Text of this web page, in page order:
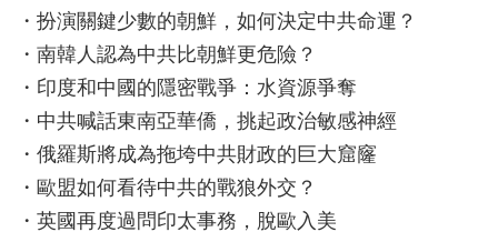
・扮演關鍵少數的朝鮮，如何決定中共命運？
・南韓人認為中共比朝鮮更危險？
・印度和中國的隱密戰爭：水資源爭奪
・中共喊話東南亞華僑，挑起政治敏感神經
・俄羅斯將成為拖垮中共財政的巨大窟窿
・歐盟如何看待中共的戰狼外交？
・英國再度過問印太事務，脫歐入美